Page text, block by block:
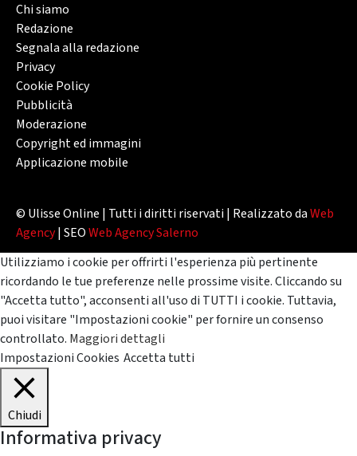
Chi siamo
Redazione
Segnala alla redazione
Privacy
Cookie Policy
Pubblicità
Moderazione
Copyright ed immagini
Applicazione mobile
© Ulisse Online | Tutti i diritti riservati | Realizzato daWeb
Agency| SEOWeb Agency Salerno
Utilizziamo i cookie per offrirti l'esperienza più pertinente
ricordando le tue preferenze nelle prossime visite. Cliccando su
"Accetta tutto", acconsenti all'uso di TUTTI i cookie. Tuttavia,
puoi visitare "Impostazioni cookie" per fornire un consenso
controllato. Maggiori dettagli
Impostazioni Cookies Accetta tutti
Chiudi
Informativa privacy